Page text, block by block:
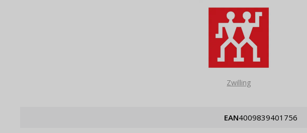
Zwilling
EAN 4009839401756